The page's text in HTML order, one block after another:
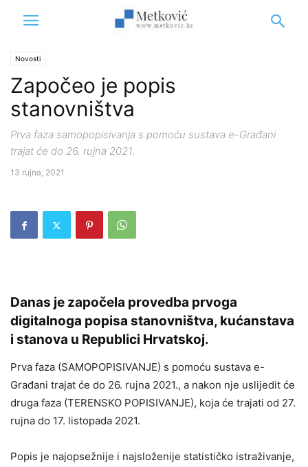
Novosti
Započeo je popis
stanovništva
Prva faza samopopisivanja s pomoću sustava e-Građani
trajat će do 26. rujna 2021.
13 rujna, 2021
Danas je započela provedba prvoga
digitalnoga popisa stanovništva, kućanstava
i stanova u Republici Hrvatskoj.
Prva faza (SAMOPOPISIVANJE) s pomoću sustava e-
Građani trajat će do 26. rujna 2021., a nakon nje uslijedit će
druga faza (TERENSKO POPISIVANJE), koja će trajati od 27.
rujna do 17. listopada 2021.
Popis je najopsežnije i najsloženije statističko istraživanje,